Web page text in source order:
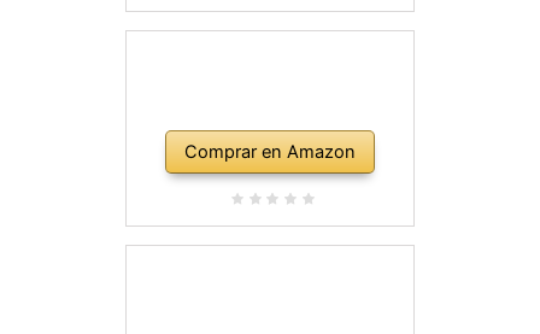
Comprar en Amazon